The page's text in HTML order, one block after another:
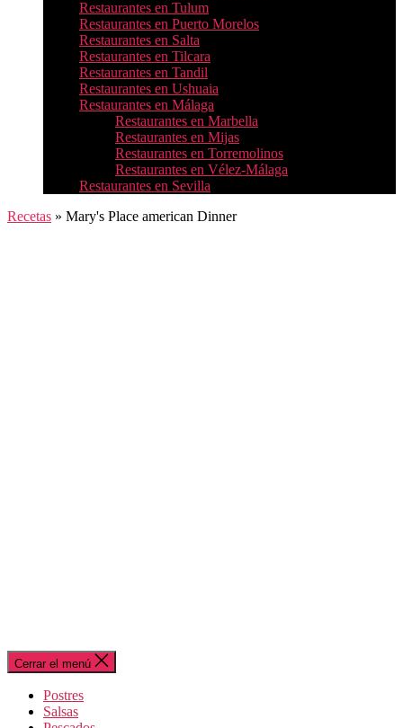
Restaurantes en Tulum
Restaurantes en Puerto Morelos
Restaurantes en Salta
Restaurantes en Tilcara
Restaurantes en Tandil
Restaurantes en Ushuaia
Restaurantes en Málaga
Restaurantes en Marbella
Restaurantes en Mijas
Restaurantes en Torremolinos
Restaurantes en Vélez-Málaga
Restaurantes en Sevilla
Recetas » Mary's Place american Dinner
Cerrar el menú
Postres
Salsas